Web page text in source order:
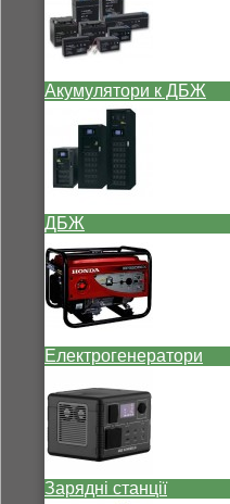
Акумулятори к ДБЖ
ДБЖ
Електрогенератори
Зарядні станції